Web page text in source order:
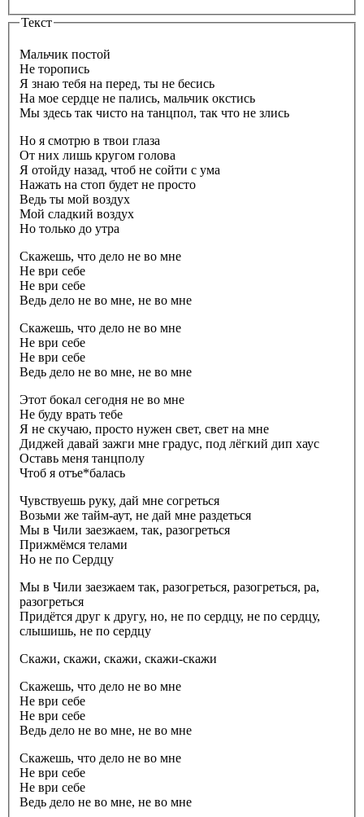
Текст
Мальчик постой
Не торопись
Я знаю тебя на перед, ты не бесись
На мое сердце не пались, мальчик окстись
Мы здесь так чисто на танцпол, так что не злись
Но я смотрю в твои глаза
От них лишь кругом голова
Я отойду назад, чтоб не сойти с ума
Нажать на стоп будет не просто
Ведь ты мой воздух
Мой сладкий воздух
Но только до утра
Скажешь, что дело не во мне
Не ври себе
Не ври себе
Ведь дело не во мне, не во мне
Скажешь, что дело не во мне
Не ври себе
Не ври себе
Ведь дело не во мне, не во мне
Этот бокал сегодня не во мне
Не буду врать тебе
Я не скучаю, просто нужен свет, свет на мне
Диджей давай зажги мне градус, под лёгкий дип хаус
Оставь меня танцполу
Чтоб я отъе*балась
Чувствуешь руку, дай мне согреться
Возьми же тайм-аут, не дай мне раздеться
Мы в Чили заезжаем, так, разогреться
Прижмёмся телами
Но не по Сердцу
Мы в Чили заезжаем так, разогреться, разогреться, ра,
разогреться
Придётся друг к другу, но, не по сердцу, не по сердцу,
слышишь, не по сердцу
Скажи, скажи, скажи, скажи-скажи
Скажешь, что дело не во мне
Не ври себе
Не ври себе
Ведь дело не во мне, не во мне
Скажешь, что дело не во мне
Не ври себе
Не ври себе
Ведь дело не во мне, не во мне